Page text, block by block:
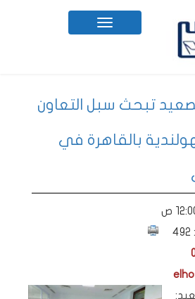
Toggle
navigation
تبحث سبل التعاون
بالقاهرة في
: 492